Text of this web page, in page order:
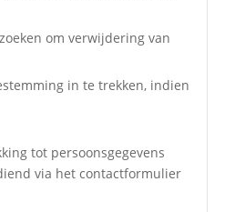
om verwijdering van
in te trekken, indien
tot persoonsgegevens
via het contactformulier